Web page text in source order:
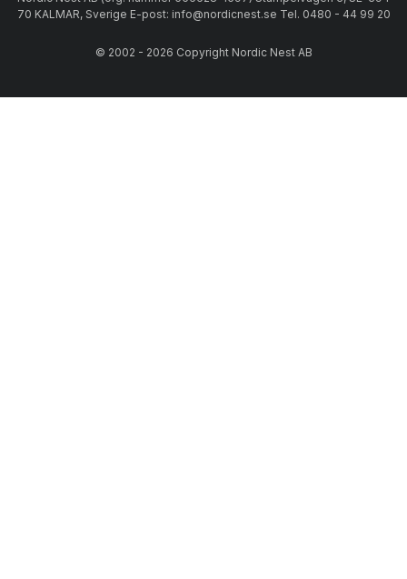
70 KALMAR, Sverige E-post: info@nordicnest.se Tel. 0480 - 44 99 20
© 2002 - 2026 Copyright Nordic Nest AB